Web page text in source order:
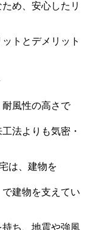
め、安心したリ
トとデメリット
風性の高さで
法よりも気密・
は、建物を
建物を支えてい
ち、地震や強風